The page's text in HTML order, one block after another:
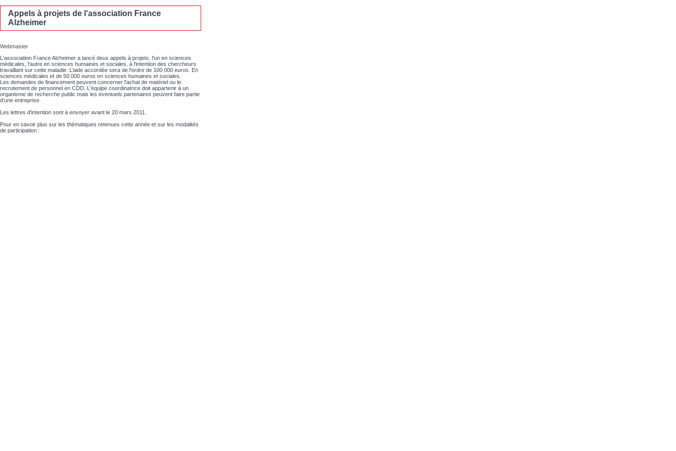
Appels à projets de l'association France
Alzheimer
Webmaster
L'association France Alzheimer a lancé deux appels à projets, l'un en sciences
médicales, l'autre en sciences humaines et sociales, à l'intention des chercheurs
travaillant sur cette maladie. L’aide accordée sera de l’ordre de 100 000 euros. En
sciences médicales et de 50 000 euros en sciences humaines et sociales.
Les demandes de financement peuvent concerner l'achat de matériel ou le
recrutement de personnel en CDD. L'équipe coordinatrice doit appartenir à un
organisme de recherche public mais les éventuels partenaires peuvent faire partie
d'une entreprise.
Les lettres d'intention sont à envoyer avant le 20 mars 2011.
Pour en savoir plus sur les thématiques retenues cette année et sur les modalités
de participation :